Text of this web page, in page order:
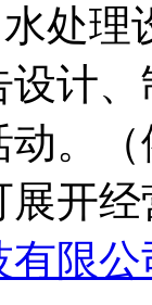
处理
计
。
开
有限公